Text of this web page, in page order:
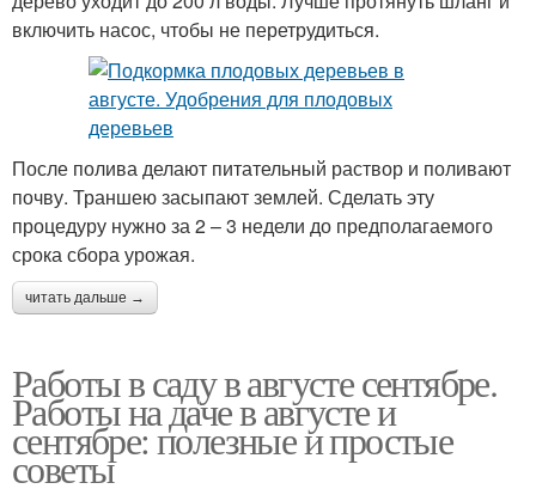
включить насос, чтобы не перетрудиться.
После полива делают питательный раствор и поливают
почву. Траншею засыпают землей. Сделать эту
процедуру нужно за 2 – 3 недели до предполагаемого
срока сбора урожая.
читать дальше →
Работы в саду в августе сентябре.
Работы на даче в августе и
сентябре: полезные и простые
советы